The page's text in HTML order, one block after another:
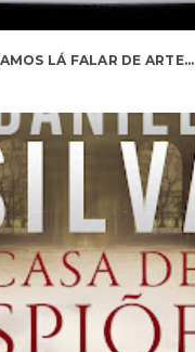
LÁ FALAR DE ARTE...